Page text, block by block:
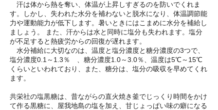
汗は体から熱を奪い、体温が上昇しすぎるのを防いでくれま
す。しかし、失われた水分を補わないと脱水になり、体温調節能
力や運動能力が低下します。暑いときにはこまめに水分を補給し
ましょう。 また、汗からは水と同時に塩分も失われます。塩分
が不足すると熱疲労からの回復が遅れます。
水分補給に大切なのは、温度と塩分濃度と糖分濃度の3つで、
塩分濃度0.1～1.3％ 、糖分濃度1.0～3.0％、温度は5℃～15℃
くらいといわれており、また、糖分は、塩分の吸収を早めてくれ
ます。
共栄社の塩黒糖は、昔ながらの直火焼き釜でじっくり時間をかけ
て作る黒糖に、屋我地島の塩を加え、甘じょっぱい味の癖になる